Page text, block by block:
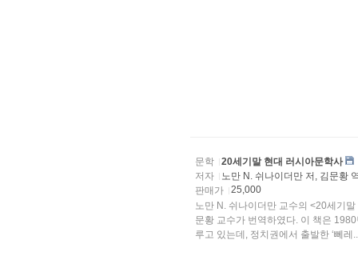
문학
20세기말 현대 러시아문학사
저자
노만 N. 쉬나이더만 저, 김문황
판매가
25,000
노만 N. 쉬나이더만 교수의 <20세기
문황 교수가 번역하였다. 이 책은
루고 있는데, 정치권에서 출발한 ‘뻬레